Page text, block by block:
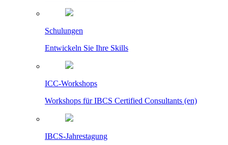
Schulungen
Entwickeln Sie Ihre Skills
ICC-Workshops
Workshops für IBCS Certified Consultants (en)
IBCS-Jahrestagung